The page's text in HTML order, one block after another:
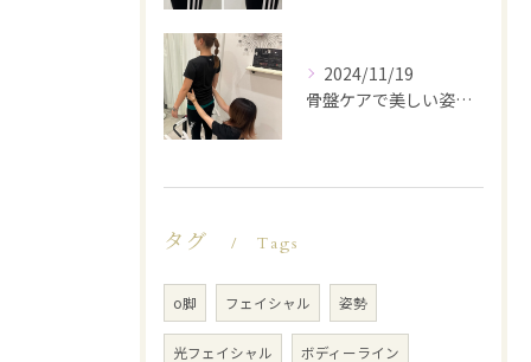
2024/11/19
骨盤ケアで美しい姿勢を手に入れる
タグ Tags
o脚 フェイシャル 姿勢
光フェイシャル ボディーライン